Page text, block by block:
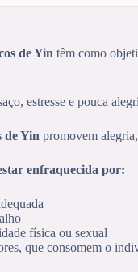
de Yin têm como
estresse e pouca
de Yin promovem
enfraquecida por:
física ou sexual
que consomem o